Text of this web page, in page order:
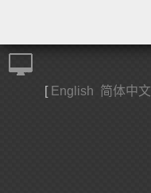
[ English 简体中文